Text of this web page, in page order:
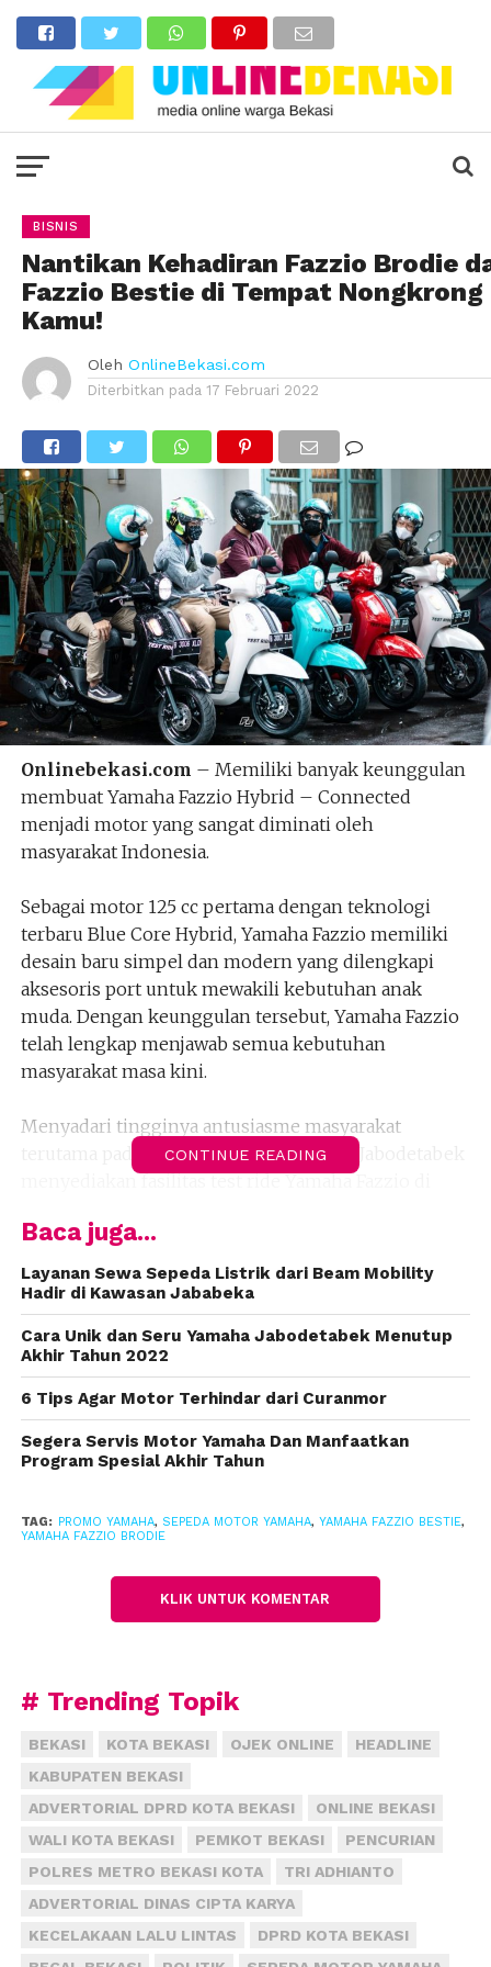
BISNIS
Nantikan Kehadiran Fazzio Brodie
Fazzio Bestie di Tempat Nongkrong
Kamu!
Oleh OnlineBekasi.com
Diterbitkan pada 17 Februari 2022
Onlinebekasi.com – Memiliki banyak keunggulan
membuat Yamaha Fazzio Hybrid – Connected
menjadi motor yang sangat diminati oleh
masyarakat Indonesia.
Sebagai motor 125 cc pertama dengan teknologi
terbaru Blue Core Hybrid, Yamaha Fazzio memiliki
desain baru simpel dan modern yang dilengkapi
aksesoris port untuk mewakili kebutuhan anak
muda. Dengan keunggulan tersebut, Yamaha Fazzio
telah lengkap menjawab semua kebutuhan
masyarakat masa kini.
Menyadari tingginya antusiasme masyarakat
terutama pada anak muda, Yamaha DDS Jabodetabek
ride keliling di tempat- tempat hangout yang ramai
dikunjungi oleh anak muda.
“Kami sangat berterima kasih kepada masyarakat
Indonesia khususnya area Jabodetabek atas
dukungannya terhadap kehadiran Yamaha Fazzio
Hybrid – Connected. Sejak launching hingga saat ini
hal tersebut kami menyediakan fasilitas test ride di
secara langsung motor yang diidolakan masyarakat,”
DDS Jabodetabek.
dijalankan oleh Fazzio Brodie dan Fazzio Bestie.
berkeliling kota setiap akhir pekan dan
mengunjungi tempat-tempat hangout. Bagi para
pengunjung yang disinggahi oleh Fazzio Brodie dan
Fazzio Bestie dapat langsung test ride Yamaha
Fazzio Hybrid – Connected dilokasi tersebut.
CONTINUE READING
Baca juga...
Layanan Sewa Sepeda Listrik dari Beam Mobility
Hadir di Kawasan Jababeka
Cara Unik dan Seru Yamaha Jabodetabek Menutup
Akhir Tahun 2022
6 Tips Agar Motor Terhindar dari Curanmor
Segera Servis Motor Yamaha Dan Manfaatkan
Program Spesial Akhir Tahun
TAG: PROMO YAMAHA, SEPEDA MOTOR YAMAHA, YAMAHA FAZZIO BESTIE,
YAMAHA FAZZIO BRODIE
KLIK UNTUK KOMENTAR
# Trending Topik
BEKASI KOTA BEKASI OJEK ONLINE
HEADLINE
KABUPATEN BEKASI
ADVERTORIAL DPRD KOTA BEKASI
ONLINE BEKASI
WALI KOTA BEKASI
PEMKOT BEKASI
PENCURIAN
POLRES METRO BEKASI KOTA
TRI ADHIANTO
ADVERTORIAL DINAS CIPTA KARYA
KECELAKAAN LALU LINTAS
DPRD KOTA BEKASI